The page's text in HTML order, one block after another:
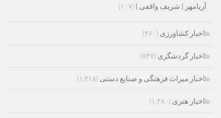
آریامهر ( شریف واقفی ) (۱۰۷)
اخبار کشاورزی (۴۶۰)
اخبار گردشگری (۸۳۷)
اخبار میراث فرهنگی و صنایع دستی (۱,۴۱۸)
اخبار هنری (۱,۴۸۰)